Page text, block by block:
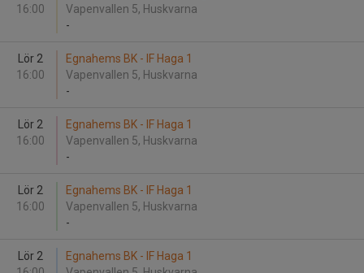
16:00
Vapenvallen 5, Huskvarna
-
Lör 2
16:00
Egnahems BK - IF Haga 1
Vapenvallen 5, Huskvarna
-
Lör 2
16:00
Egnahems BK - IF Haga 1
Vapenvallen 5, Huskvarna
-
Lör 2
16:00
Egnahems BK - IF Haga 1
Vapenvallen 5, Huskvarna
-
Lör 2
Egnahems BK - IF Haga 1